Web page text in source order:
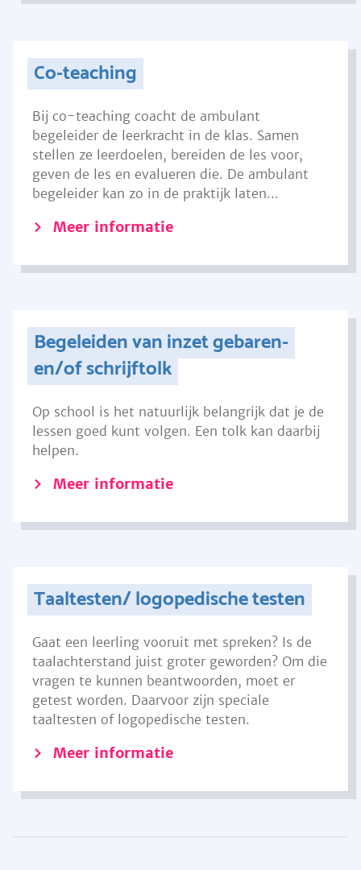
Co-teaching
Bij co-teaching coacht de ambulant
begeleider de leerkracht in de klas. Samen
stellen ze leerdoelen, bereiden de les voor,
geven de les en evalueren die. De ambulant
begeleider kan zo in de praktijk laten...
Meer informatie
Begeleiden van inzet gebaren-
en/of schrijftolk
Op school is het natuurlijk belangrijk dat je de
lessen goed kunt volgen. Een tolk kan daarbij
helpen.
Meer informatie
Taaltesten/ logopedische testen
Gaat een leerling vooruit met spreken? Is de
taalachterstand juist groter geworden? Om die
vragen te kunnen beantwoorden, moet er
getest worden. Daarvoor zijn speciale
taaltesten of logopedische testen.
Meer informatie